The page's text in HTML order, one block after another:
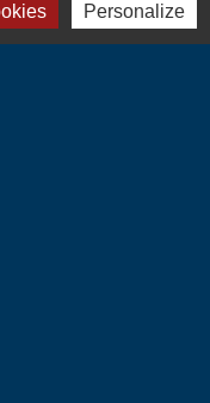
Personalize